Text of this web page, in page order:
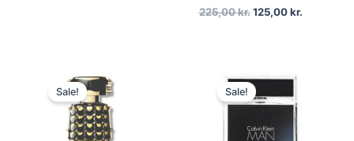
225,00kr. 125,00kr.
Sale!
price
was:
1.175,00 kr..
Sale! price
was:
395,00 kr..